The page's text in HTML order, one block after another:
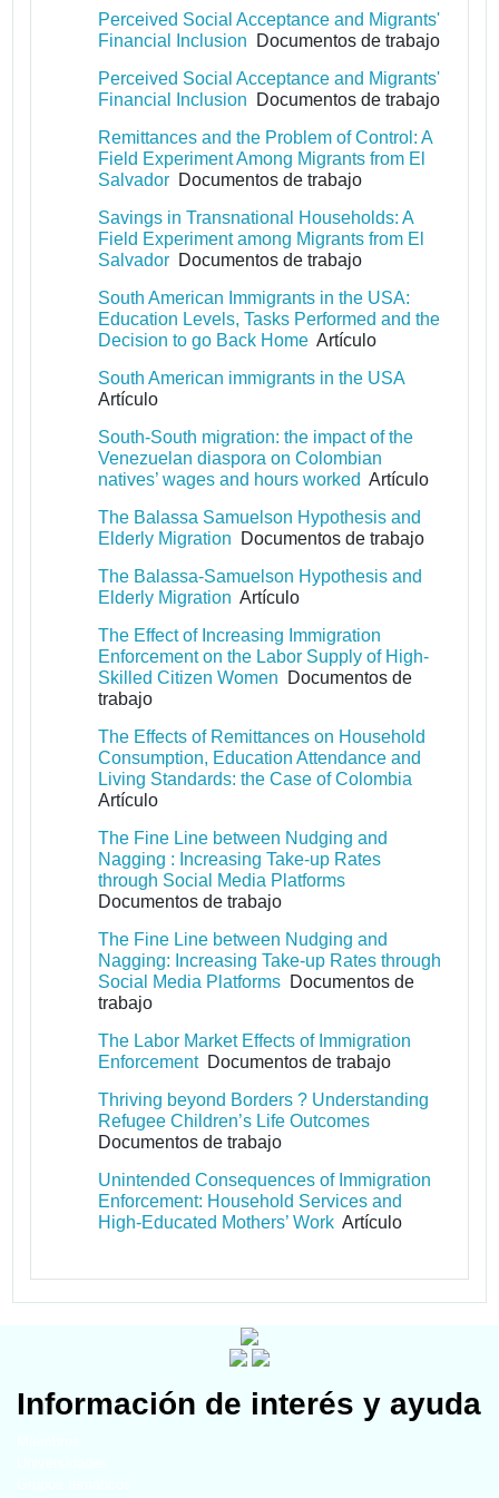
Perceived Social Acceptance and Migrants'
Financial Inclusion Documentos de trabajo
Perceived Social Acceptance and Migrants'
Financial Inclusion Documentos de trabajo
Remittances and the Problem of Control: A
Field Experiment Among Migrants from El
Salvador Documentos de trabajo
Savings in Transnational Households: A
Field Experiment among Migrants from El
Salvador Documentos de trabajo
South American Immigrants in the USA:
Education Levels, Tasks Performed and the
Decision to go Back Home Artículo
South American immigrants in the USA
Artículo
South-South migration: the impact of the
Venezuelan diaspora on Colombian
natives’ wages and hours worked Artículo
The Balassa Samuelson Hypothesis and
Elderly Migration Documentos de trabajo
The Balassa-Samuelson Hypothesis and
Elderly Migration Artículo
The Effect of Increasing Immigration
Enforcement on the Labor Supply of High-
Skilled Citizen Women Documentos de
trabajo
The Effects of Remittances on Household
Consumption, Education Attendance and
Living Standards: the Case of Colombia
Artículo
The Fine Line between Nudging and
Nagging : Increasing Take-up Rates
through Social Media Platforms
Documentos de trabajo
The Fine Line between Nudging and
Nagging: Increasing Take-up Rates through
Social Media Platforms Documentos de
trabajo
The Labor Market Effects of Immigration
EnforcementDocumentos de trabajo
Thriving beyond Borders ? Understanding
Refugee Children’s Life Outcomes
Documentos de trabajo
Unintended Consequences of Immigration
Enforcement: Household Services and
High‐Educated Mothers’ Work Artículo
Información de interés y ayuda